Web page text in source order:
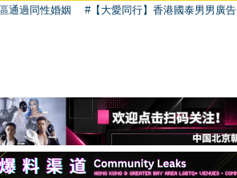
通過同性婚姻 #【大愛同行】香港國泰男男廣告